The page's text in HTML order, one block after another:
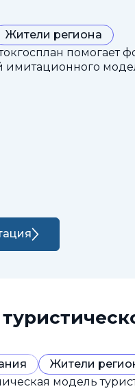
Жители региона
помогает
имитационного
Жители
модель